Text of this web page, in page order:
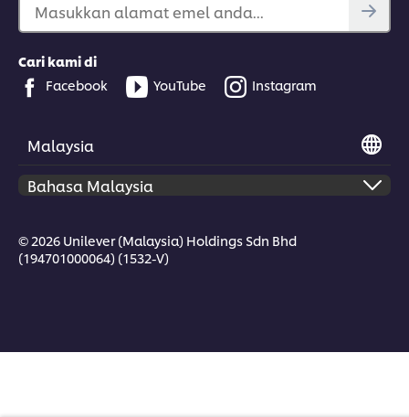
Masukkan alamat emel anda...
Cari kami di
Facebook
YouTube Instagram
Malaysia
© 2026 Unilever (Malaysia) Holdings Sdn Bhd
(194701000064) (1532-V)